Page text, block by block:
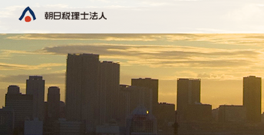
COMPANY
会社概要
SERVICES
業務内容
RECRUIT
採用情報